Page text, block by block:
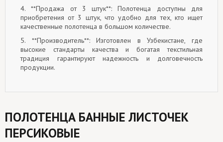
4. **Продажа от 3 штук**: Полотенца доступны для
приобретения от 3 штук, что удобно для тех, кто ищет
качественные полотенца в большом количестве.
5. **Производитель**: Изготовлен в Узбекистане, где
высокие стандарты качества и богатая текстильная
традиция гарантируют надежность и долговечность
продукции.
ПОЛОТЕНЦА БАННЫЕ ЛИСТОЧЕК
ПЕРСИКОВЫЕ